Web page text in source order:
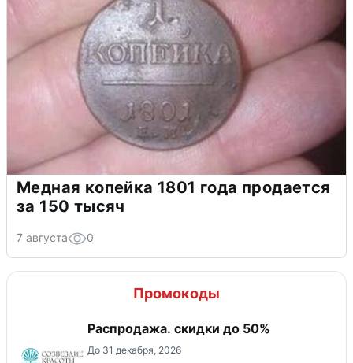
Медная копейка 1801 года продается
за 150 тысяч
7 августа 0
Промокоды
Распродажа. скидки до 50%
До 31 декабря, 2026